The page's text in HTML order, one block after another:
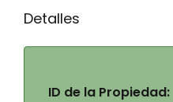
Detalles
ID de la Propiedad: